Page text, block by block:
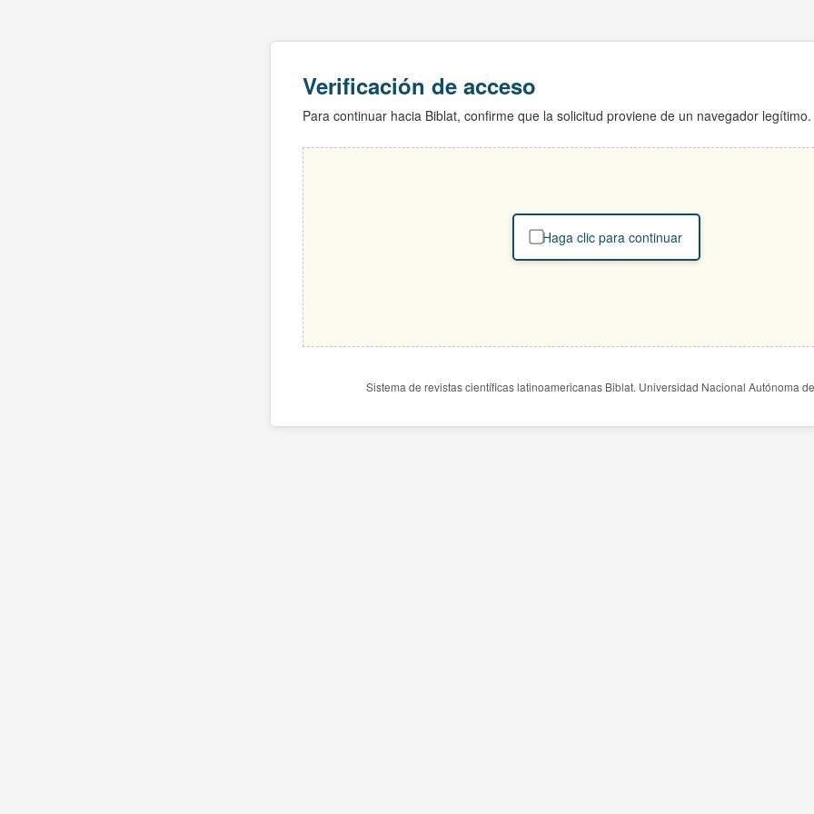
Verificación de acceso
Para continuar hacia Biblat, confirme que la solicitud proviene de un navegador legítimo.
Haga clic para continuar
Sistema de revistas científicas latinoamericanas Biblat. Universidad Nacional Autónoma